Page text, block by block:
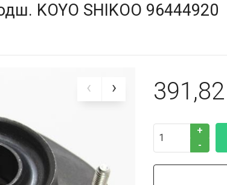
KOYO SHIKOO 96444920
391,82
+
-